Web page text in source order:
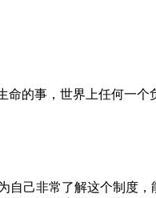
命的事，世界上任何一
自己非常了解这个制度